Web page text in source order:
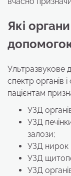
Які
Ультразвукове
спектр органів
пацієнтам
УЗД
УЗД
залози;
УЗД нирок
УЗД
УЗД